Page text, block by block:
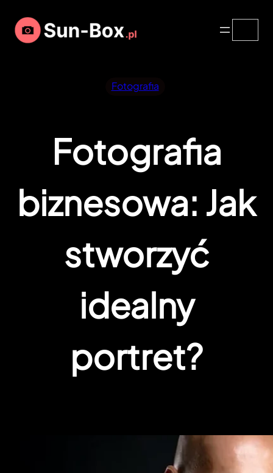
do
treści
Fotografia
Fotografia
biznesowa: Jak
stworzyć
idealny
portret?